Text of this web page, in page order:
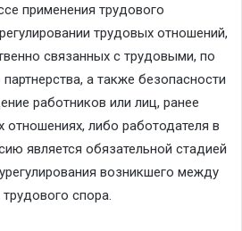
применения трудового
трудовых отношений,
связанных с трудовыми, по
а также безопасности
работников или лиц, ранее
отношениях, либо работодателя в
является обязательной стадией
возникшего между
спора.